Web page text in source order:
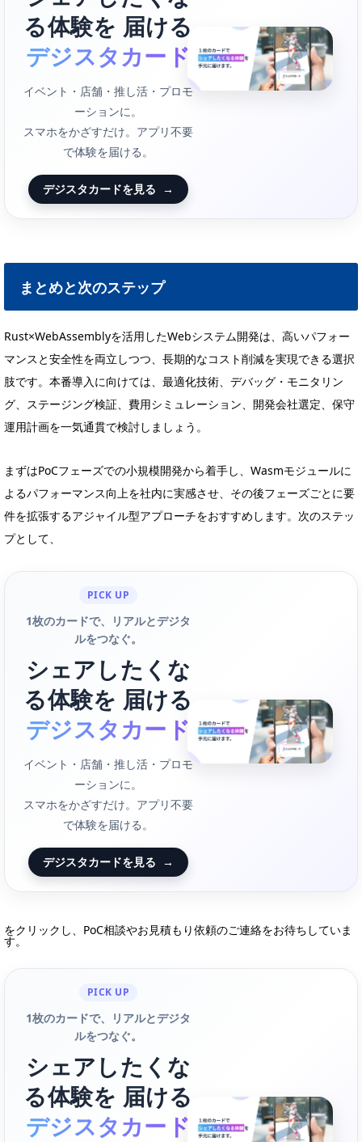
る体験を 届ける
デジスタカード
イベント・店舗・推し活・プロモ
ーションに。
スマホをかざすだけ。アプリ不要
で体験を届ける。
デジスタカードを見る →
まとめと次のステップ
Rust×WebAssemblyを活用したWebシステム開発は、高いパフォー
マンスと安全性を両立しつつ、長期的なコスト削減を実現できる選択
肢です。本番導入に向けては、最適化技術、デバッグ・モニタリン
グ、ステージング検証、費用シミュレーション、開発会社選定、保守
運用計画を一気通貫で検討しましょう。
まずはPoCフェーズでの小規模開発から着手し、Wasmモジュールに
よるパフォーマンス向上を社内に実感させ、その後フェーズごとに要
件を拡張するアジャイル型アプローチをおすすめします。次のステッ
プとして、
PICK UP
1枚のカードで、リアルとデジタ
ルをつなぐ。
シェアしたくな
る体験を 届ける
デジスタカード
イベント・店舗・推し活・プロモ
ーションに。
スマホをかざすだけ。アプリ不要
で体験を届ける。
デジスタカードを見る →
をクリックし、PoC相談やお見積もり依頼のご連絡をお待ちしていま
す。
PICK UP
1枚のカードで、リアルとデジタ
ルをつなぐ。
シェアしたくな
る体験を 届ける
デジスタカード